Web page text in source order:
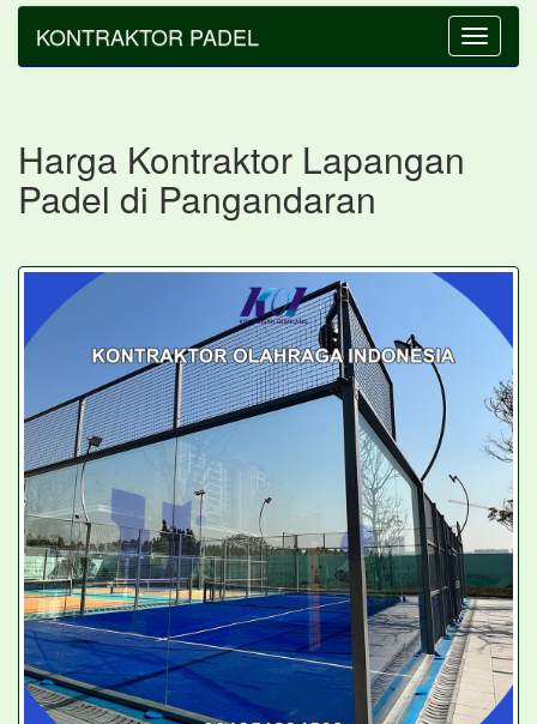
Toggle
KONTRAKTOR PADEL
Harga Kontraktor Lapangan
Padel di Pangandaran